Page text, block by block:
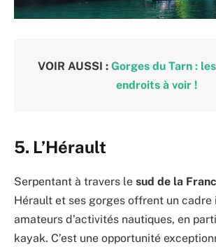
VOIR AUSSI : Gorges du Tarn :
endroits à voir !
5. L’Hérault
Serpentant à travers le sud de la
Hérault et ses gorges offrent un cadre
amateurs d’activités nautiques, en
kayak. C’est une opportunité